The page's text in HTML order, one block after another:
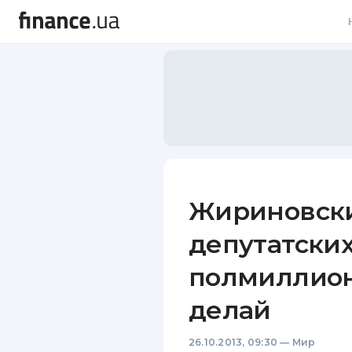
делай
26.10.2013, 09:30 — Мир